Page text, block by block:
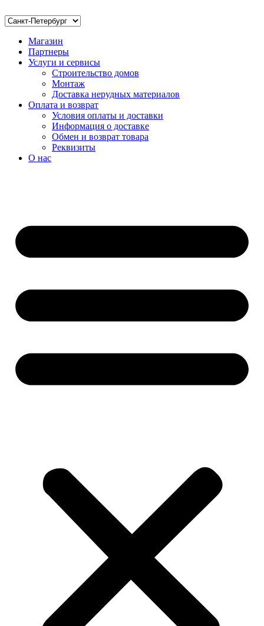
Магазин
Партнеры
Услуги и сервисы
Строительство домов
Монтаж
Доставка нерудных материалов
Оплата и возврат
Условия оплаты и доставки
Информация о доставке
Обмен и возврат товара
Реквизиты
О нас